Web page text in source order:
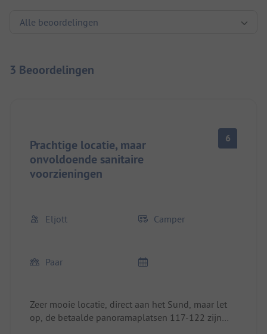
3 Beoordelingen
Prachtige locatie, maar
onvoldoende sanitaire
voorzieningen
6
Eljott Camper
Paar
Zeer mooie locatie, direct aan het Sund, maar let
op, de betaalde panoramaplatsen 117-122 zijn